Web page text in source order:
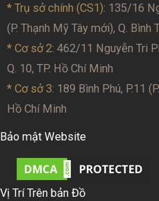
* Trụ sở chính (CS1): 135/16
(P. Thạnh Mỹ Tây mới), Q. Bình
* Cơ sở 2: 462/11 Nguyễn Tri
Q. 10, TP. Hồ Chí Minh
* Cơ sở 3: 189 Bình Phú, P.11
Hồ Chí Minh
Bảo mật Website
Vị Trí Trên bản Đồ